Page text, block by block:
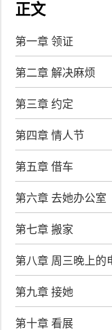
正文
第一章 领证
第二章 解决麻烦
第三章 约定
第四章 情人节
第五章 借车
第六章 去她办公室
第七章 搬家
第八章 周三晚上的
第九章 接她
第十章 看展